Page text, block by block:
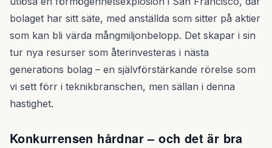
bolaget har sitt säte, med anställda som sitter på aktier
som kan bli värda mångmiljonbelopp. Det skapar i sin
tur nya resurser som återinvesteras i nästa
generations bolag – en självförstärkande rörelse som
vi sett förr i teknikbranschen, men sällan i denna
hastighet.
Konkurrensen hårdnar – och det är bra